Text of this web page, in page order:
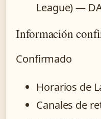
League) —
Información
Confirmado
Horarios de
Canales de